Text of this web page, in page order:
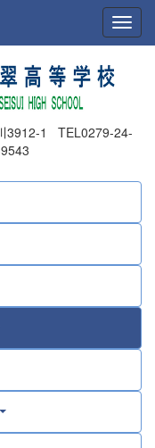
1 TEL0279-24-